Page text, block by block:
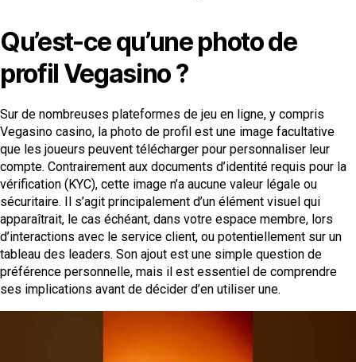
Qu’est-ce qu’une photo de
profil Vegasino ?
Sur de nombreuses plateformes de jeu en ligne, y compris
Vegasino casino, la photo de profil est une image facultative
que les joueurs peuvent télécharger pour personnaliser leur
compte. Contrairement aux documents d’identité requis pour la
vérification (KYC), cette image n’a aucune valeur légale ou
sécuritaire. Il s’agit principalement d’un élément visuel qui
apparaîtrait, le cas échéant, dans votre espace membre, lors
d’interactions avec le service client, ou potentiellement sur un
tableau des leaders. Son ajout est une simple question de
préférence personnelle, mais il est essentiel de comprendre
ses implications avant de décider d’en utiliser une.